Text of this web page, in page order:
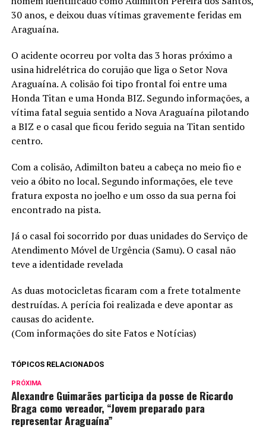
30 anos, e deixou duas vítimas gravemente feridas em
Araguaína.
O acidente ocorreu por volta das 3 horas próximo a
usina hidrelétrica do corujão que liga o Setor Nova
Araguaína. A colisão foi tipo frontal foi entre uma
Honda Titan e uma Honda BIZ. Segundo informações, a
vítima fatal seguia sentido a Nova Araguaína pilotando
a BIZ e o casal que ficou ferido seguia na Titan sentido
centro.
Com a colisão, Adimilton bateu a cabeça no meio fio e
veio a óbito no local. Segundo informações, ele teve
fratura exposta no joelho e um osso da sua perna foi
encontrado na pista.
Já o casal foi socorrido por duas unidades do Serviço de
Atendimento Móvel de Urgência (Samu). O casal não
teve a identidade revelada
As duas motocicletas ficaram com a frete totalmente
destruídas. A perícia foi realizada e deve apontar as
causas do acidente.
(Com informações do site Fatos e Notícias)
TÓPICOS RELACIONADOS
PRÓXIMA
Alexandre Guimarães participa da posse de Ricardo
Braga como vereador, “Jovem preparado para
representar Araguaína”